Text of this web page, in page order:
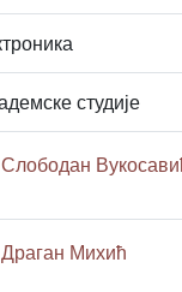
студије
Михић